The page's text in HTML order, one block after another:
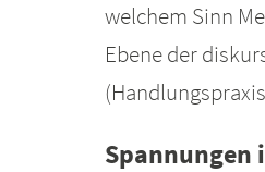
welchem Sinn
Ebene der